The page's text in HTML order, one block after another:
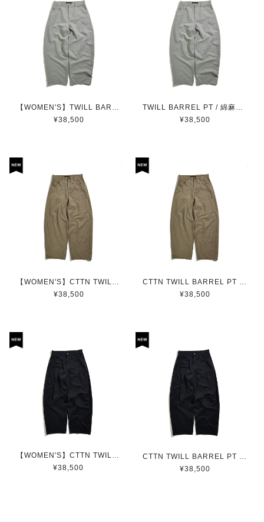
【WOMEN'S】TWILL BARREL PT / 綿麻ツイルバレルパンツ (LIGHT GRAY)
¥38,500
TWILL BARREL PT / 綿麻ツイルバレルパンツ (LIGHT GRAY)
¥38,500
【WOMEN'S】CTTN TWILL BARREL PT / コットンツイルバレルパンツ(BEIGE)
¥38,500
CTTN TWILL BARREL PT / コットンツイルバレルパンツ(BEIGE)
¥38,500
【WOMEN'S】CTTN TWILL BARREL PT / コットンツイルバレルパンツ(NAVY)
¥38,500
¥38,500